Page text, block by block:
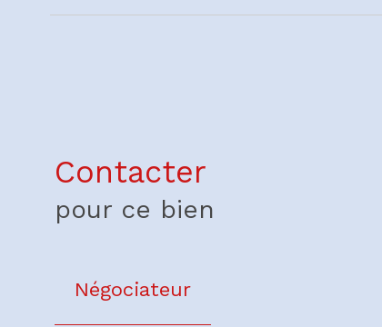
Contacter
pour ce bien
Négociateur